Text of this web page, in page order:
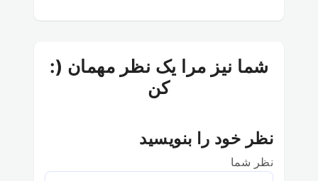
:) شما نیز مرا یک نظر مهمان
کن
نظر خود را بنویسید
نظر شما